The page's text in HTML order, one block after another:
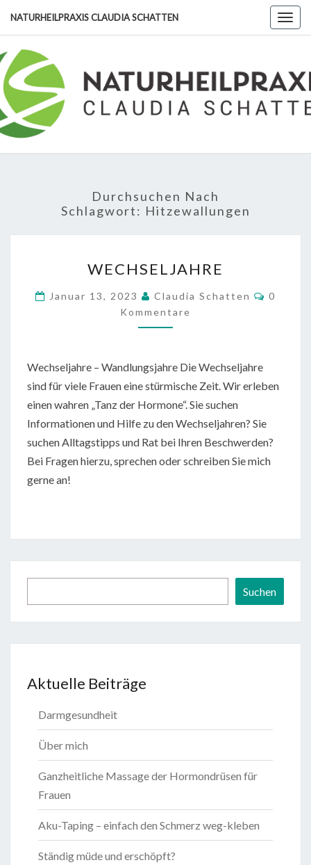
content
NATURHEILPRAXIS CLAUDIA SCHATTEN
Durchsuchen Nach
Schlagwort: Hitzewallungen
WECHSELJAHRE
Januar 13, 2023 Claudia Schatten
0
Kommentare
Wechseljahre – Wandlungsjahre Die Wechseljahre
sind für viele Frauen eine stürmische Zeit. Wir erleben
einen wahren „Tanz der Hormone“. Sie suchen
Informationen und Hilfe zu den Wechseljahren? Sie
suchen Alltagstipps und Rat bei Ihren Beschwerden?
Bei Fragen hierzu, sprechen oder schreiben Sie mich
gerne an!
Suchen
Aktuelle Beiträge
Darmgesundheit
Über mich
Ganzheitliche Massage der Hormondrüsen für
Frauen
Aku-Taping – einfach den Schmerz weg-kleben
Ständig müde und erschöpft?